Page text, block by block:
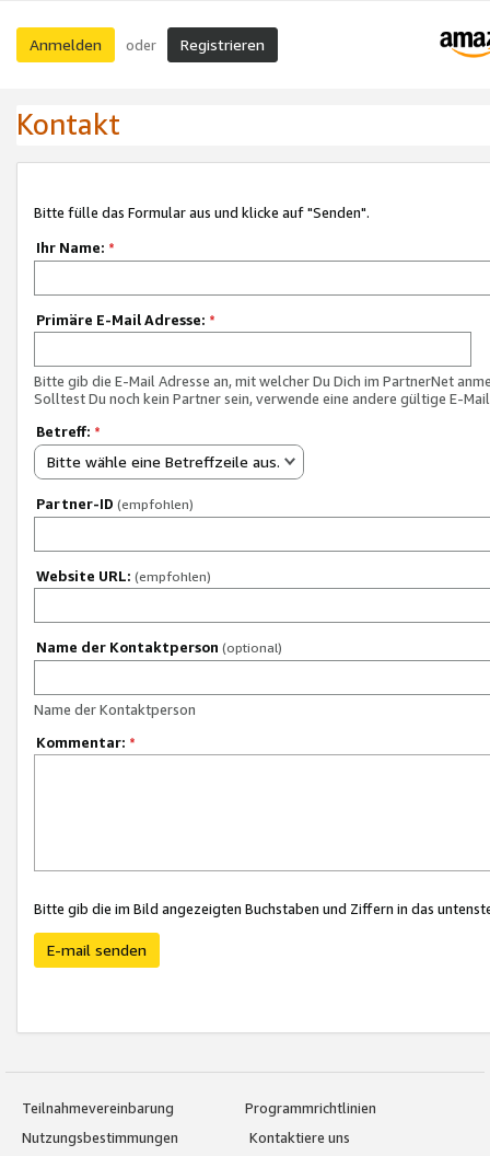
Anmelden oder Registrieren
Kontakt
Bitte fülle das Formular aus und klicke auf "Senden".
Ihr Name: *
Primäre E-Mail Adresse: *
Bitte gib die E-Mail Adresse an, mit welcher Du Dich im PartnerNet
Solltest Du noch kein Partner sein, verwende eine andere gültige E-
Betreff: *
Bitte wähle eine Betreffzeile aus.
Partner-ID (empfohlen)
Website URL: (empfohlen)
Name der Kontaktperson (optional)
Name der Kontaktperson
Kommentar: *
Bitte gib die im Bild angezeigten Buchstaben und Ziffern in das
E-mail senden
Teilnahmevereinbarung
Programmrichtlinien
Nutzungsbestimmungen
Kontaktiere uns